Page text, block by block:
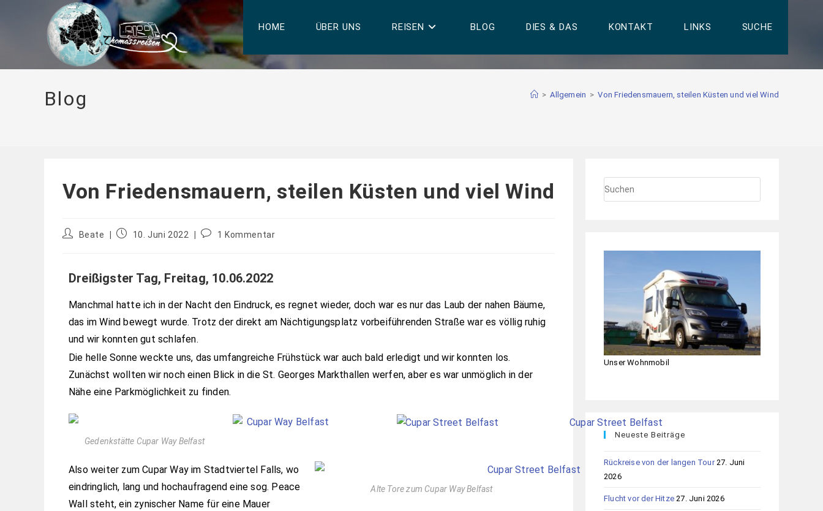
HOME ÜBER UNS REISEN BLOG DIES & DAS KONTAKT LINKS SUCHE
Blog > Allgemein > Von Friedensmauern, steilen Küsten und viel Wind
Von Friedensmauern, steilen Küsten und viel Wind
Beate 10. Juni 2022 1 Kommentar
Dreißigster Tag, Freitag, 10.06.2022
Manchmal hatte ich in der Nacht den Eindruck, es regnet wieder, doch war es nur das Laub der nahen Bäume,
das im Wind bewegt wurde. Trotz der direkt am Nächtigungsplatz vorbeiführenden Straße war es völlig ruhig
und wir konnten gut schlafen.
Die helle Sonne weckte uns, das umfangreiche Frühstück war auch bald erledigt und wir konnten los.
Zunächst wollten wir noch einen Blick in die St. Georges Markthallen werfen, aber es war unmöglich in der
Nähe eine Parkmöglichkeit zu finden.
Gedenkstätte Cupar Way Belfast
Also weiter zum Cupar Way im Stadtviertel Falls, wo
eindringlich, lang und hochaufragend eine sog. Peace
Wall steht, ein zynischer Name für eine Mauer
Alte Tore zum Cupar Way Belfast
Unser Wohnmobil
Neueste Beiträge
Rückreise von der langen Tour 27. Juni
2026
Flucht vor der Hitze 27. Juni 2026